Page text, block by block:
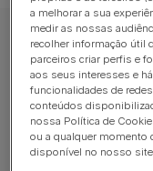
Adquirir um cão
a melhorar a sua
medir as nossas
recolher informação útil
parceiros criar perfis e
aos seus interesses e
funcionalidades de
conteúdos
nossa Política de
ou a qualquer momento
disponível no nosso